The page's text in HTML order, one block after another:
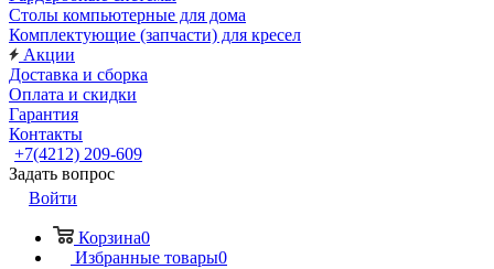
Столы компьютерные для дома
Комплектующие (запчасти) для кресел
Акции
Доставка и сборка
Оплата и скидки
Гарантия
Контакты
+7(4212) 209-609
Задать вопрос
Войти
Корзина0
Избранные товары0